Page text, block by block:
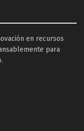
en recursos
para